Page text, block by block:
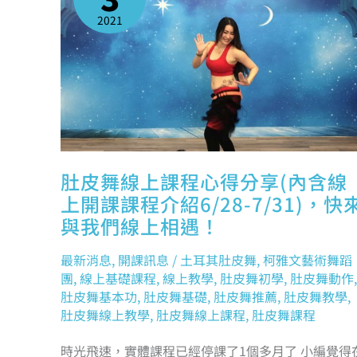
2021
肚皮舞線上課程心得分享(內含線
上開課課程介紹6/28-7/31)，快
與我們線上相遇！
最新消息, 開課訊息 / 土耳其肚皮舞,柯雅文藝術舞蹈
團,線上基礎課程,線上教學, 肚皮舞初學, 肚皮舞動作,
肚皮舞基本功, 肚皮舞基礎, 肚皮舞推薦, 肚皮舞教學,
肚皮舞線上教學, 肚皮舞線上課程, 肚皮舞課程
時光飛速，實體課程已經停課了1個多月了 小編覺得
心
得
分
享
(內
含
線
上
課
程
介
紹
6/28-
快
來
與
我
們
線
上
相